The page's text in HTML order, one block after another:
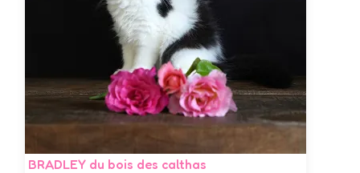
BRADLEY du bois des calthas